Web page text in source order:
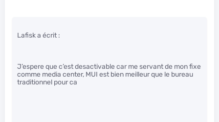
Lafisk a écrit :
J’espere que c’est desactivable car me servant de mon fixe
comme media center, MUI est bien meilleur que le bureau
traditionnel pour ca